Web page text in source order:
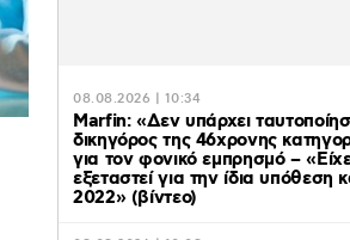
08.08.2026 | 10:34
Marfin: «Δεν υπάρχει
δικηγόρος της 46χρονης
για τον φονικό εμπρησμό –
εξεταστεί για την ίδια υπόθεση
2022» (βίντεο)